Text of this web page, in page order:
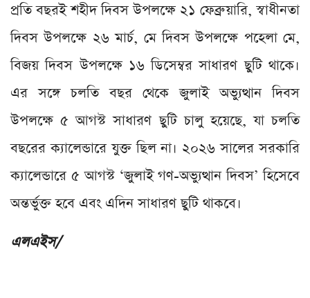
প্রতি বছরই শহীদ দিবস উপলক্ষে ২১ ফেব্রুয়ারি, স্বাধীনতা
দিবস উপলক্ষে ২৬ মার্চ, মে দিবস উপলক্ষে পহেলা মে,
বিজয় দিবস উপলক্ষে ১৬ ডিসেম্বর সাধারণ ছুটি থাকে।
এর সঙ্গে চলতি বছর থেকে জুলাই অভ্যুত্থান দিবস
উপলক্ষে ৫ আগস্ট সাধারণ ছুটি চালু হয়েছে, যা চলতি
বছরের ক্যালেন্ডারে যুক্ত ছিল না। ২০২৬ সালের সরকারি
ক্যালেন্ডারে ৫ আগস্ট ‘জুলাই গণ-অভ্যুত্থান দিবস’ হিসেবে
অন্তর্ভুক্ত হবে এবং এদিন সাধারণ ছুটি থাকবে।
এলএইস/